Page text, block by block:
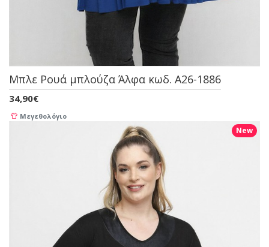
Μπλε Ρουά μπλούζα Άλφα κωδ. A26-1886
34,90€
Μεγεθολόγιο
New